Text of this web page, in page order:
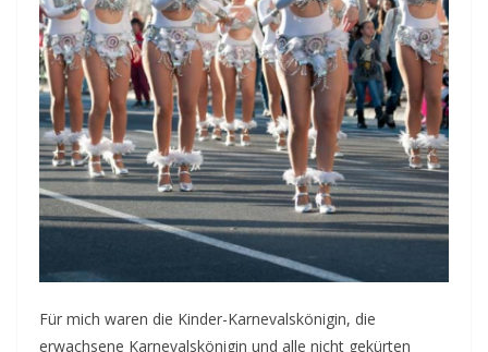
Für mich waren die Kinder-Karnevalskönigin, die
erwachsene Karnevalskönigin und alle nicht gekürten